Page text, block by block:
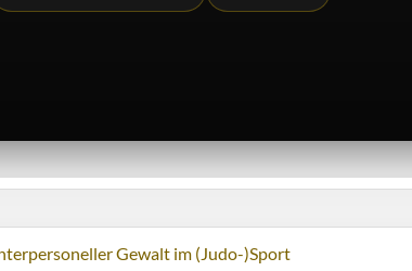
Gewalt im (Judo-)Sport